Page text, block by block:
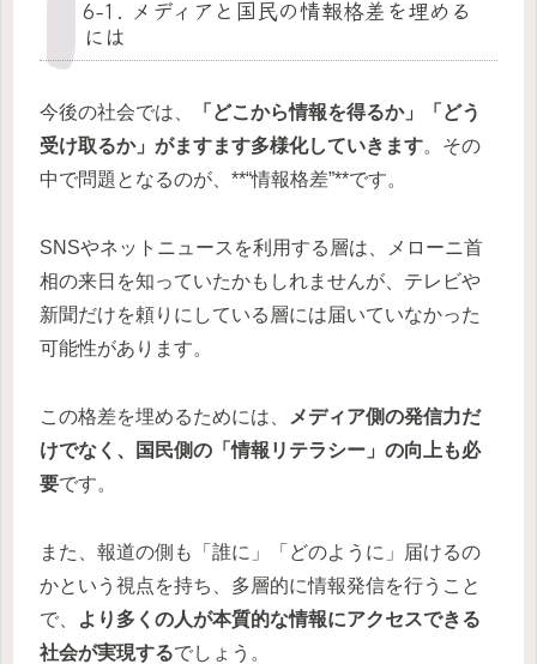
6-1. メディアと国民の情報格差を埋める
には
今後の社会では、
「どこから情報を得るか」「どう
受け取るか」がますます多様化していきます。その
中で問題となるのが、**“情報格差”**です。
SNSやネットニュースを利用する層は、メローニ首
相の来日を知っていたかもしれませんが、テレビや
新聞だけを頼りにしている層には届いていなかった
可能性があります。
この格差を埋めるためには、
メディア側の発信力だ
けでなく、国民側の「情報リテラシー」の向上も必
要です。
また、報道の側も「誰に」「どのように」届けるの
かという視点を持ち、多層的に情報発信を行うこと
で、
より多くの人が本質的な情報にアクセスできる
社会が実現するでしょう。